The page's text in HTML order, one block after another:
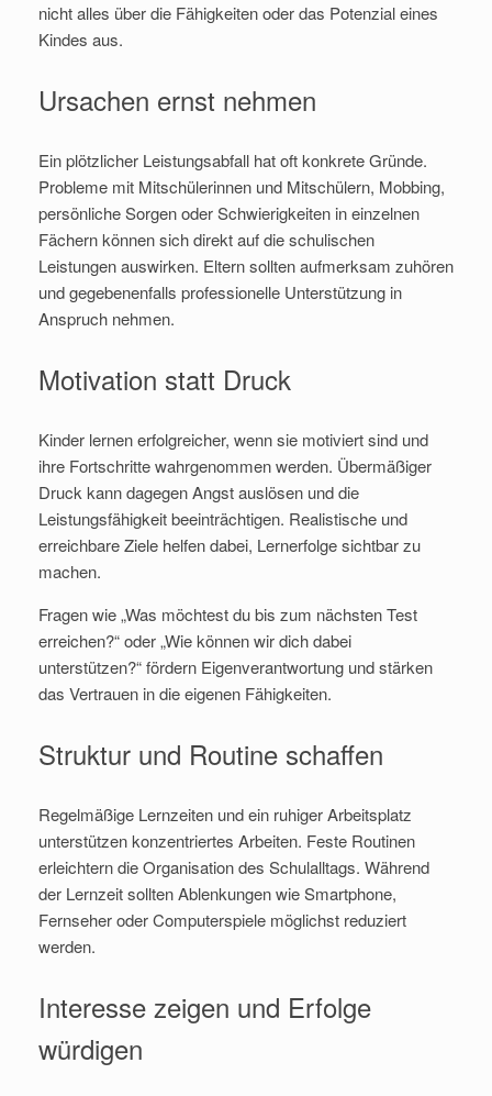
nicht alles über die Fähigkeiten oder das Potenzial eines
Kindes aus.
Ursachen ernst nehmen
Ein plötzlicher Leistungsabfall hat oft konkrete Gründe.
Probleme mit Mitschülerinnen und Mitschülern, Mobbing,
persönliche Sorgen oder Schwierigkeiten in einzelnen
Fächern können sich direkt auf die schulischen
Leistungen auswirken. Eltern sollten aufmerksam zuhören
und gegebenenfalls professionelle Unterstützung in
Anspruch nehmen.
Motivation statt Druck
Kinder lernen erfolgreicher, wenn sie motiviert sind und
ihre Fortschritte wahrgenommen werden. Übermäßiger
Druck kann dagegen Angst auslösen und die
Leistungsfähigkeit beeinträchtigen. Realistische und
erreichbare Ziele helfen dabei, Lernerfolge sichtbar zu
machen.
Fragen wie „Was möchtest du bis zum nächsten Test
erreichen?“ oder „Wie können wir dich dabei
unterstützen?“ fördern Eigenverantwortung und stärken
das Vertrauen in die eigenen Fähigkeiten.
Struktur und Routine schaffen
Regelmäßige Lernzeiten und ein ruhiger Arbeitsplatz
unterstützen konzentriertes Arbeiten. Feste Routinen
erleichtern die Organisation des Schulalltags. Während
der Lernzeit sollten Ablenkungen wie Smartphone,
Fernseher oder Computerspiele möglichst reduziert
werden.
Interesse zeigen und Erfolge
würdigen